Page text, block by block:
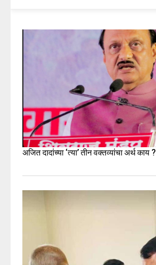
अजित दादांच्या ‘त्या’ तीन वक्तव्यांचा अर्थ काय ?